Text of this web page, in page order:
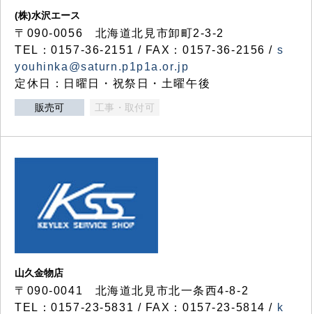
(株)水沢エース
〒090-0056 北海道北見市卸町2-3-2
TEL：0157-36-2151 / FAX：0157-36-2156 / s
youhinka@saturn.p1p1a.or.jp
定休日：日曜日・祝祭日・土曜午後
販売可 工事・取付可
山久金物店
〒090-0041 北海道北見市北一条西4-8-2
TEL：0157-23-5831 / FAX：0157-23-5814 / k